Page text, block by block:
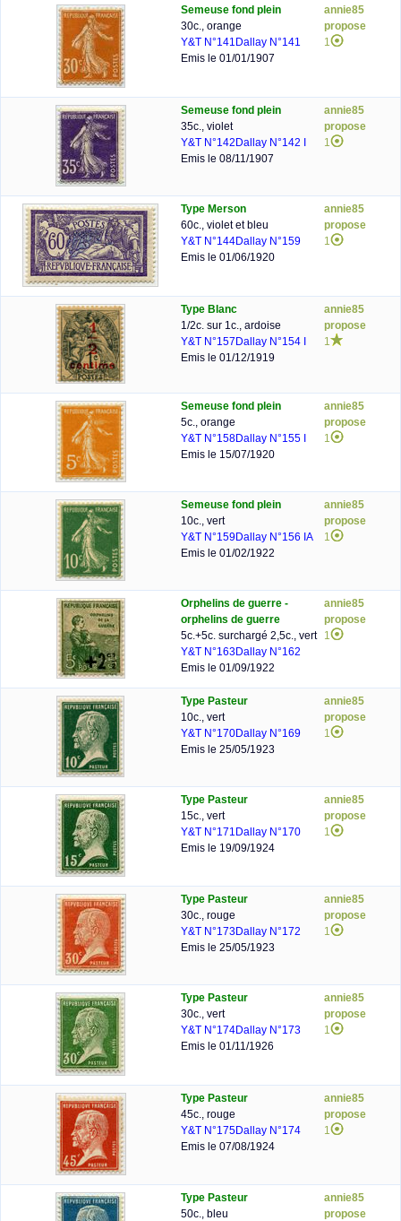
Semeuse fond plein
30c., orange
Y&T N°141 Dallay N°141
Emis le 01/01/1907
annie85
propose
1
Semeuse fond plein
35c., violet
Y&T N°142 Dallay N°142 I
Emis le 08/11/1907
annie85
propose
1
Type Merson
60c., violet et bleu
Y&T N°144Dallay N°159
Emis le 01/06/1920
annie85
propose
1
Type Blanc
1/2c. sur 1c., ardoise
Y&T N°157 Dallay N°154 I
Emis le 01/12/1919
annie85
propose
1
Semeuse fond plein
5c., orange
Y&T N°158Dallay N°155 I
Emis le 15/07/1920
annie85
propose
1
Semeuse fond plein
10c., vert
Y&T N°159Dallay N°156 IA
Emis le 01/02/1922
annie85
propose
1
Orphelins de guerre -
orphelins de guerre
5c.+5c. surchargé 2,5c., vert
Y&T N°163Dallay N°162
Emis le 01/09/1922
annie85
propose
1
Type Pasteur
10c., vert
Y&T N°170Dallay N°169
Emis le 25/05/1923
annie85
propose
1
Type Pasteur
15c., vert
Y&T N°171 Dallay N°170
Emis le 19/09/1924
annie85
propose
1
Type Pasteur
30c., rouge
Y&T N°173Dallay N°172
Emis le 25/05/1923
annie85
propose
1
Type Pasteur
30c., vert
Y&T N°174Dallay N°173
Emis le 01/11/1926
annie85
propose
1
Type Pasteur
45c., rouge
Y&T N°175Dallay N°174
Emis le 07/08/1924
annie85
propose
1
Type Pasteur
50c., bleu
annie85
propose